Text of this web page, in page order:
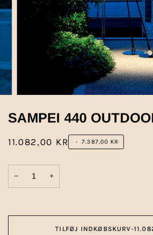
SAMPEI 440
11.082,00 KR • 7.387,00 KR
− +
TILFØJ INDKØBSKURV•